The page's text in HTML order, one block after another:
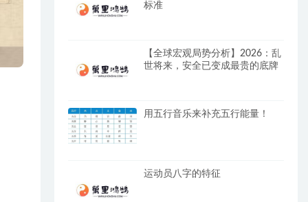
标准
【全球宏观局势分析】2026：乱
世将来，安全已变成最贵的底牌
用五行音乐来补充五行能量！
运动员八字的特征